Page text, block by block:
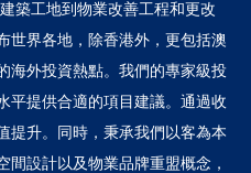
築工地到物業改善工程和更改
世界各地，除香港外，更包括澳
海外投資熱點。我們的專家級投
平提供合適的項目建議。通過收
提升。同時，秉承我們以客為本
間設計以及物業品牌重盟概念，